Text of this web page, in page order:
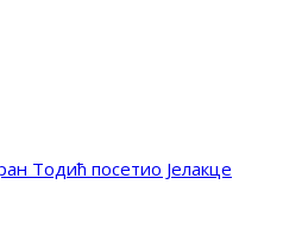
Тодић посетио Јелакце